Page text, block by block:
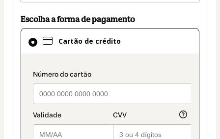
Escolha a forma de pagamento
Cartão de crédito
payment_data.section_title_v2
Cartão
de
como
método